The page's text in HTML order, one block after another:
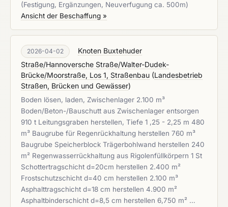
(Festigung, Ergänzungen, Neuverfugung ca. 500m)
Ansicht der Beschaffung »
2026-04-02
Knoten Buxtehuder
Straße/Hannoversche Straße/Walter-Dudek-
Brücke/Moorstraße, Los 1, Straßenbau (Landesbetrieb
Straßen, Brücken und Gewässer)
Boden lösen, laden, Zwischenlager 2.100 m³
Boden/Beton-/Bauschutt aus Zwischenlager entsorgen
910 t Leitungsgraben herstellen, Tiefe 1 ,25 - 2,25 m 480
m³ Baugrube für Regenrückhaltung herstellen 760 m³
Baugrube Speicherblock Trägerbohlwand herstellen 240
m² Regenwasserrückhaltung aus Rigolenfüllkörpern 1 St
Schottertragschicht d=20cm herstellen 2.400 m²
Frostschutzschicht d=40 cm herstellen 2.100 m³
Asphalttragschicht d=18 cm herstellen 4.900 m²
Asphaltbinderschicht d=8,5 cm herstellen 6,750 m² …